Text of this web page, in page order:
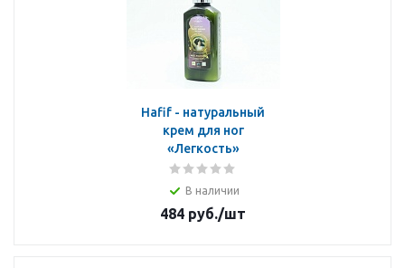
Hafif - натуральный
крем для ног
«Легкость»
В наличии
484 руб./шт